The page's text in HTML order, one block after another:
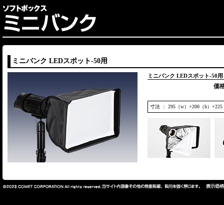
ミニバンク LEDスポット-50用
ミニバンク LEDスポット-50
価
寸法 ： 295（w）×200（h）×225